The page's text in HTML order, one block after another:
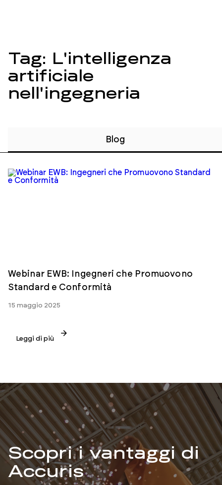
Tag: L'intelligenza
artificiale
nell'ingegneria
Blog
Webinar EWB: Ingegneri che Promuovono
Standard e Conformità
15 maggio 2025
Leggi di più
Scopri i vantaggi di
Accuris